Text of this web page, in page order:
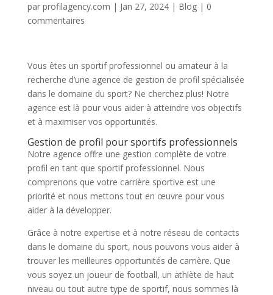
par profilagency.com | Jan 27, 2024| Blog| 0
commentaires
Vous êtes un sportif professionnel ou amateur à la
recherche d’une agence de gestion de profil spécialisée
dans le domaine du sport? Ne cherchez plus! Notre
agence est là pour vous aider à atteindre vos objectifs
et à maximiser vos opportunités.
Gestion de profil pour sportifs professionnels
Notre agence offre une gestion complète de votre
profil en tant que sportif professionnel. Nous
comprenons que votre carrière sportive est une
priorité et nous mettons tout en œuvre pour vous
aider à la développer.
Grâce à notre expertise et à notre réseau de contacts
dans le domaine du sport, nous pouvons vous aider à
trouver les meilleures opportunités de carrière. Que
vous soyez un joueur de football, un athlète de haut
niveau ou tout autre type de sportif, nous sommes là